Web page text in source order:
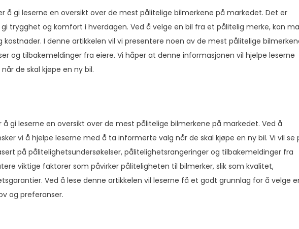
å gi leserne en oversikt over de mest pålitelige bilmerkene på markedet. Det er
trygghet og komfort i hverdagen. Ved å velge en bil fra et pålitelig merke, kan
I denne artikkelen vil vi presentere noen av de mest pålitelige
og tilbakemeldinger fra eiere. Vi håper at denne informasjonen vil hjelpe leserne
de skal kjøpe en ny bil.
gi leserne en oversikt over de mest pålitelige bilmerkene på markedet. Ved å
vi å hjelpe leserne med å ta informerte valg når de skal kjøpe en ny bil. Vi vil se
på pålitelighetsundersøkelser, pålitelighetsrangeringer og tilbakemeldinger fra
viktige faktorer som påvirker påliteligheten til bilmerker, slik som kvalitet,
Ved å lese denne artikkelen vil leserne få et godt grunnlag for å velge
og preferanser.